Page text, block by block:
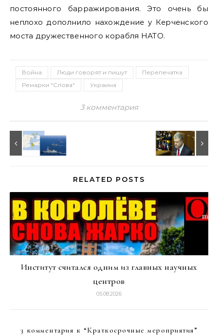
постоянного барражирования. Это очень бы
неплохо дополнило нахождение у Керченского
моста дружественного корабля НАТО.
Война Люди говорят и пишут
Перепечатка
Ремарки "Слова"
Украина
3 комментария
RELATED POSTS
Институт считался одним из главных научных
центров
05.08.2026
3 комментария к “Краткосрочные мероприятия”